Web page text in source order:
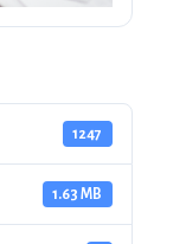
1247
1.63 MB